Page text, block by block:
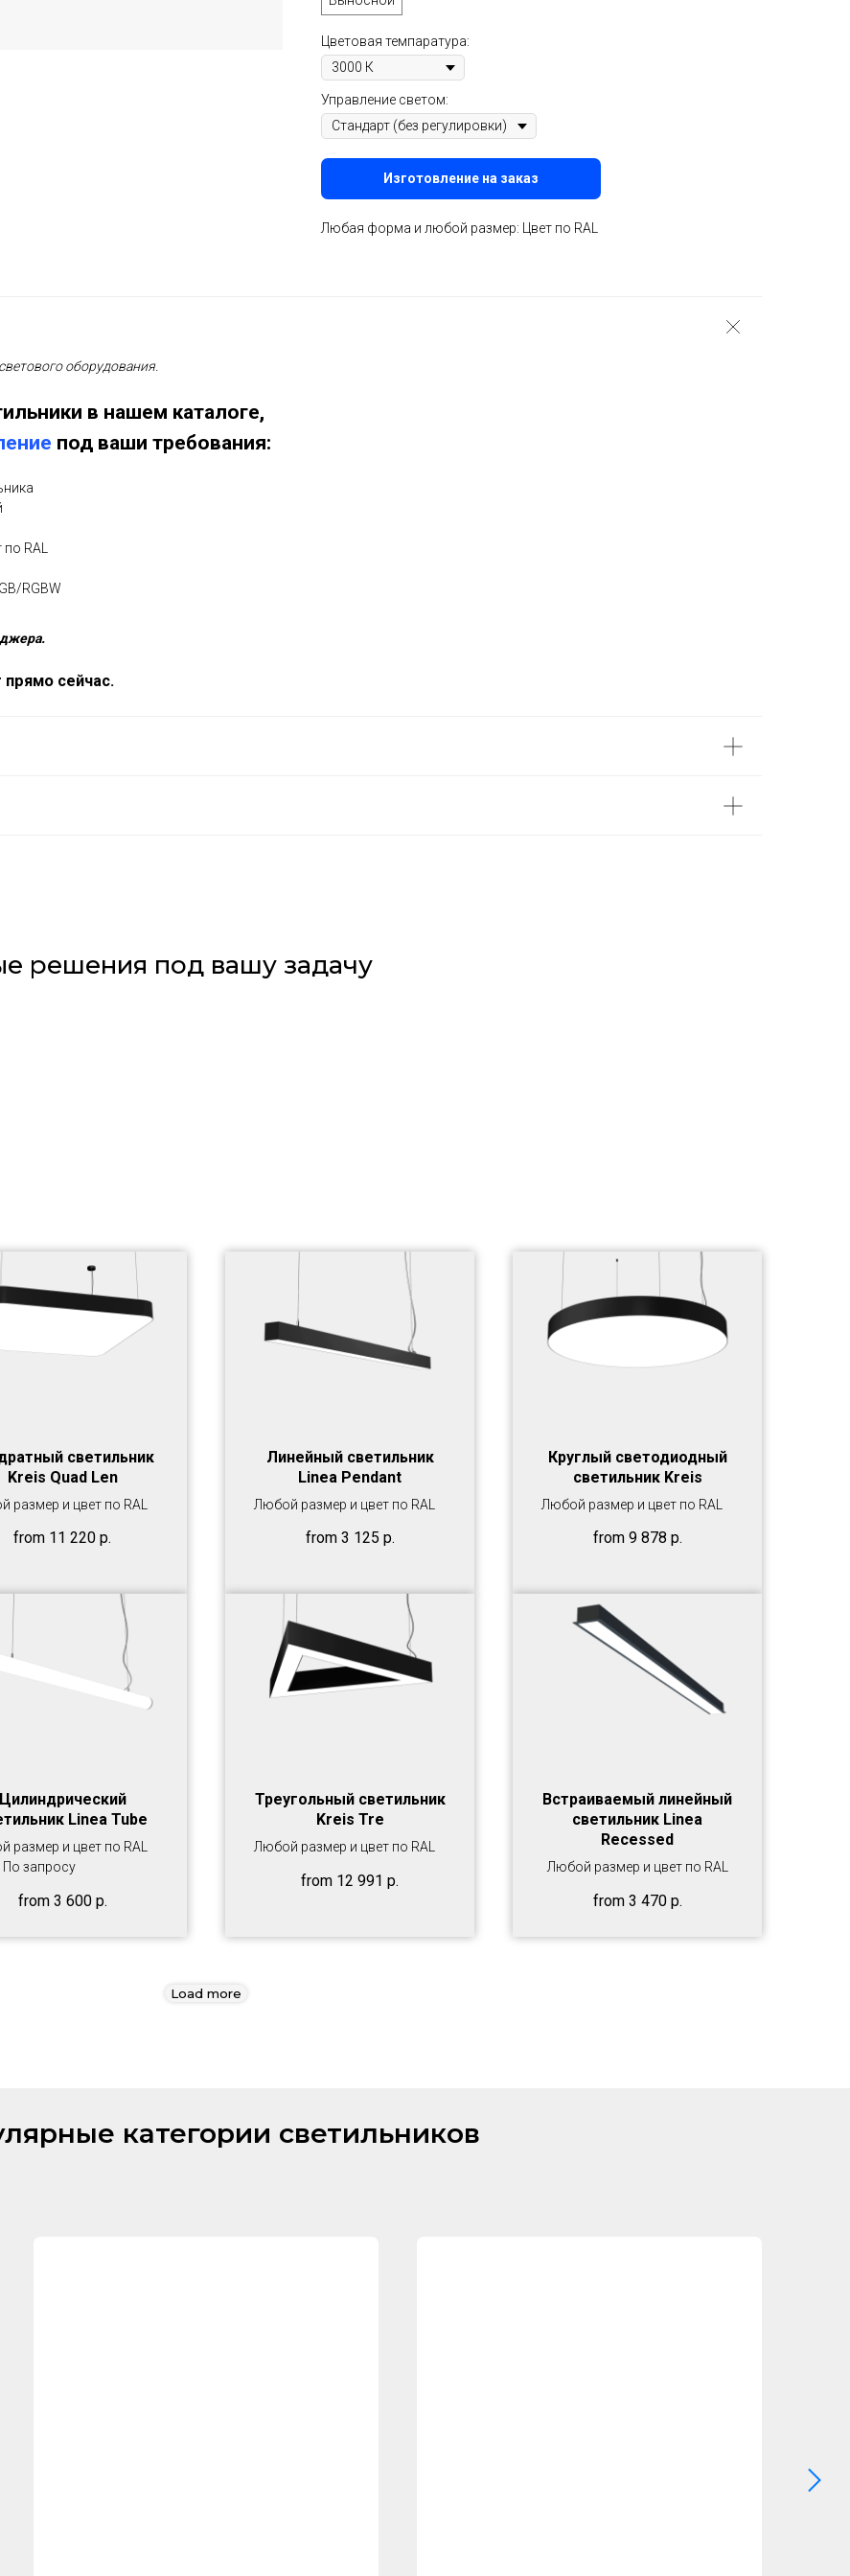
Цветовая темпаратура:
Управление светом:
Изготовление на заказ
Любая форма и любой размер: Цвет по RAL
оборудования.
в нашем каталоге,
под ваши требования:
RAL
RGBW
прямо сейчас.
решения под вашу задачу
светильник
Kreis Quad Len
размер и цвет по RAL
from 11 220 р.
Линейный светильник
Linea Pendant
Любой размер и цвет по RAL
from 3 125 р.
Круглый светодиодный
светильник Kreis
Любой размер и цвет по RAL
from 9 878 р.
Цилиндрический
Linea Tube
размер и цвет по RAL
По запросу
from 3 600 р.
Треугольный светильник
Kreis Tre
Любой размер и цвет по RAL
from 12 991 р.
Встраиваемый линейный
светильник Linea
Recessed
Любой размер и цвет по RAL
from 3 470 р.
Load more
категории светильников